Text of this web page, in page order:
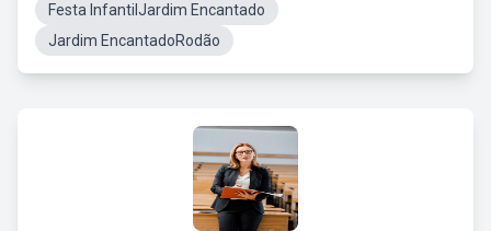
Festa InfantilJardim Encantado
Jardim EncantadoRodão